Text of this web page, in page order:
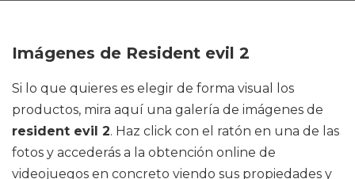
Imágenes de Resident evil 2
Si lo que quieres es elegir de forma visual los
productos, mira aquí una galería de imágenes de
resident evil 2. Haz click con el ratón en una de las
fotos y accederás a la obtención online de
videojuegos en concreto viendo sus propiedades y